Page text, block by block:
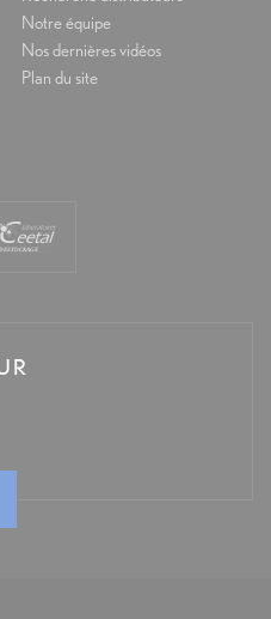
Notre équipe
Nos dernières vidéos
Plan du site